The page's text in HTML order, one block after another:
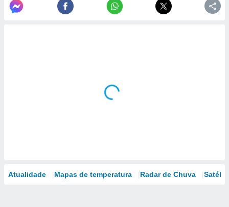
Atualidade Mapas de temperatura Radar de Chuva